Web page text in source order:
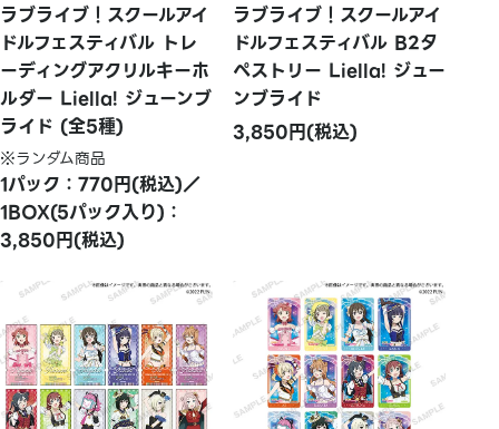
ラブライブ！スクールアイ
ドルフェスティバル トレ
ーディングアクリルキーホ
ルダー Liella! ジューンブ
ライド (全5種)
※ランダム商品
1パック：770円(税込)／
1BOX(5パック入り)：
3,850円(税込)
ラブライブ！スクールアイ
ドルフェスティバル B2タ
ペストリー Liella! ジュー
ンブライド
3,850円(税込)